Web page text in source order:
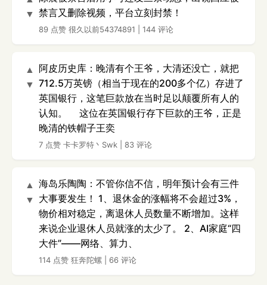
▼ 禁言又删除视频，平台立刻封禁！
89 点赞 很久以前54374891 144 评论
▲
▼
阿皮历史库：晚清有个王爷，大清还没亡，就把
712.5万英镑（相当于现在的200多个亿）存进了
英国银行，这笔巨款放在当时足以颠覆所有人的
认知。 这位在英国银行存下巨款的王爷，正是
晚清的铁帽子王奕
7 点赞 卡卡罗特丶Swk 83 评论
▲
▼
海岛乐陶陶：不管你信不信，明年预计会有三件
大事要发生！ 1、退休金的涨幅将不会超过3%，
物价相对稳定，离退休人员数量不断增加。这样
来说企业退休人员就涨的太少了。 2、AI家庭“四
大件”——网络、算力、
114 点赞 狂奔陀螺 66 评论